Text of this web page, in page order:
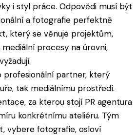
i styl práce. Odpovědi musí být
a fotografie perfektně
který se věnuje projektům,
procesy na úrovni,
profesionální partner, který
tak mediálnímu prostředí.
za kterou stojí PR agentura
konkrétnímu ateliéru. Tým
vybere fotografie, osloví